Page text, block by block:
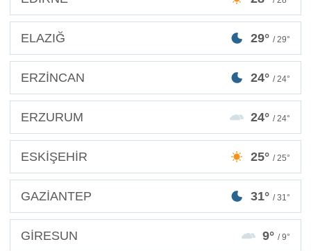
ELAZIĞ 29° / 29°
ERZİNCAN 24° / 24°
ERZURUM 24° / 24°
ESKİŞEHİR 25° / 25°
GAZİANTEP 31° / 31°
GİRESUN 9° / 9°